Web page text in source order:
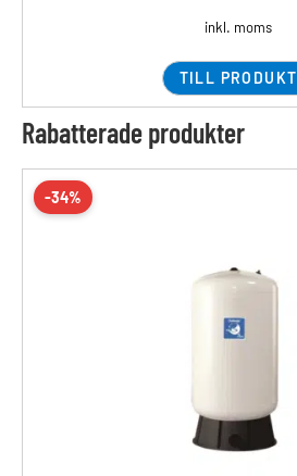
inkl. moms
TILL PRODUKT
Rabatterade produkter
-34%